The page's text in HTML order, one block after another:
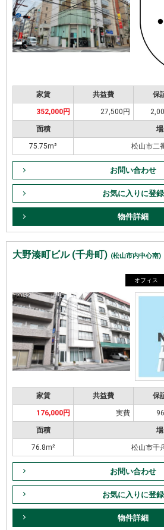
家賃 共益費 保
352,000円 27,500円
面積
75.75m² 松山市二
お問い合わせ
お気に入りに登録
物件詳細
大野湊町ビル (千舟町) (松山市内中心南)
オフィス
家賃 共益費 保
176,000円 実費
面積
76.8m² 松山市千
お問い合わせ
お気に入りに登録
物件詳細